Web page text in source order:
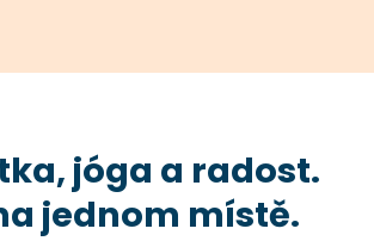
jóga a radost.
jednom místě.